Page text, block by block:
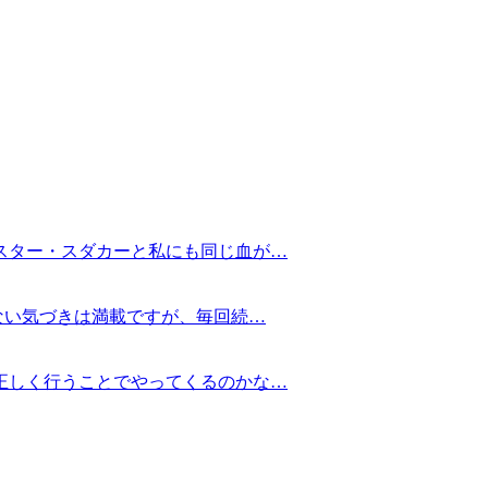
ー・スダカーと私にも同じ血が…
い気づきは満載ですが、毎回続…
く行うことでやってくるのかな…